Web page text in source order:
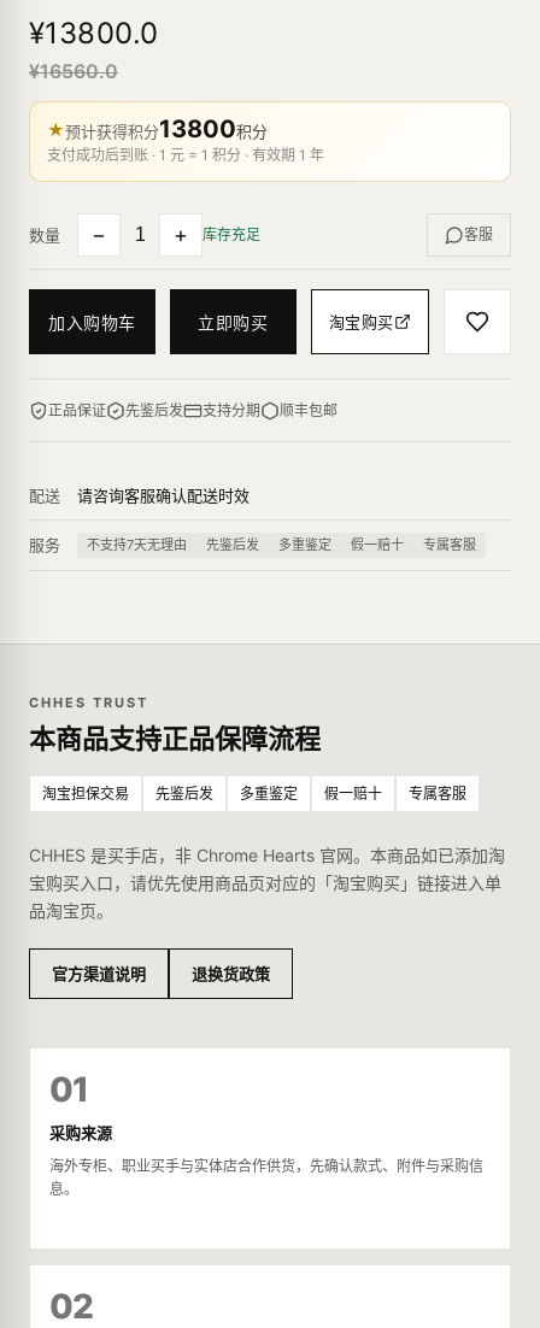
¥13800.0
¥16560.0
★预计获得积分13800积分
支付成功后到账 · 1 元 = 1 积分 · 有效期 1 年
数量 − + 库存充足 客服
加入购物车 立即购买 淘宝购买
正品保证 先鉴后发 支持分期 顺丰包邮
配送 请咨询客服确认配送时效
服务 不支持7天无理由 先鉴后发 多重鉴定 假一赔十 专属客服
CHHES TRUST
本商品支持正品保障流程
淘宝担保交易 先鉴后发 多重鉴定 假一赔十 专属客服
CHHES 是买手店，非 Chrome Hearts 官网。本商品如已添加淘
宝购买入口，请优先使用商品页对应的「淘宝购买」链接进入单
品淘宝页。
官方渠道说明 退换货政策
01
采购来源
海外专柜、职业买手与实体店合作供货，先确认款式、附件与采购信
息。
02